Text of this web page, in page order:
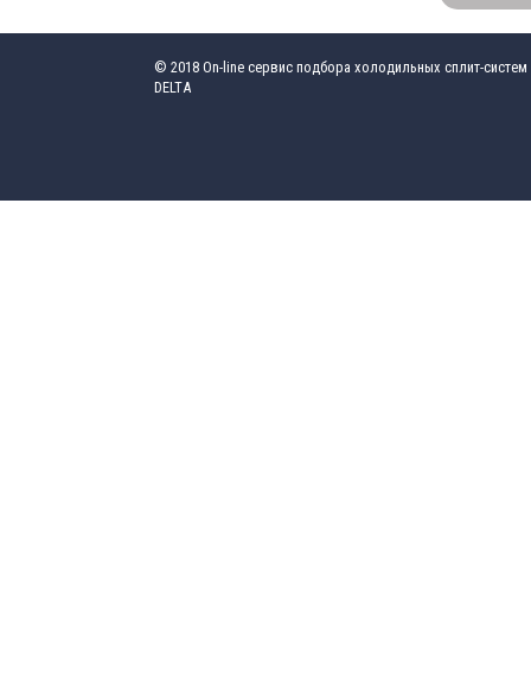
© 2018 On-line сервис подбора холодильных сплит-систем
DELTA